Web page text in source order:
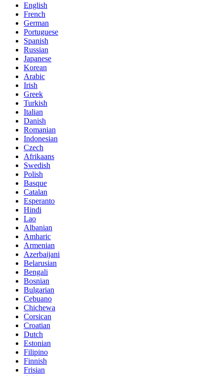
English
French
German
Portuguese
Spanish
Russian
Japanese
Korean
Arabic
Irish
Greek
Turkish
Italian
Danish
Romanian
Indonesian
Czech
Afrikaans
Swedish
Polish
Basque
Catalan
Esperanto
Hindi
Lao
Albanian
Amharic
Armenian
Azerbaijani
Belarusian
Bengali
Bosnian
Bulgarian
Cebuano
Chichewa
Corsican
Croatian
Dutch
Estonian
Filipino
Finnish
Frisian